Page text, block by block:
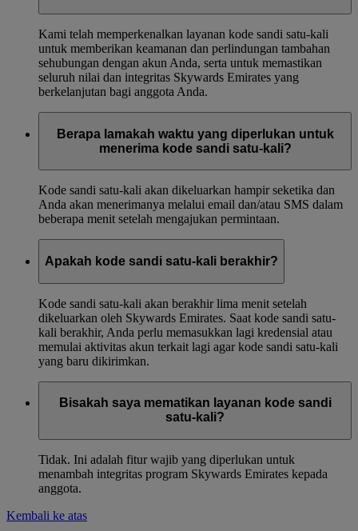
Kami telah memperkenalkan layanan kode sandi satu-kali
untuk memberikan keamanan dan perlindungan tambahan
sehubungan dengan akun Anda, serta untuk memastikan
seluruh nilai dan integritas Skywards Emirates yang
berkelanjutan bagi anggota Anda.
Berapa lamakah waktu yang diperlukan untuk
menerima kode sandi satu-kali?
Kode sandi satu-kali akan dikeluarkan hampir seketika dan
Anda akan menerimanya melalui email dan/atau SMS dalam
beberapa menit setelah mengajukan permintaan.
Apakah kode sandi satu-kali berakhir?
Kode sandi satu-kali akan berakhir lima menit setelah
dikeluarkan oleh Skywards Emirates. Saat kode sandi satu-
kali berakhir, Anda perlu memasukkan lagi kredensial atau
memulai aktivitas akun terkait lagi agar kode sandi satu-kali
yang baru dikirimkan.
Bisakah saya mematikan layanan kode sandi
satu-kali?
Tidak. Ini adalah fitur wajib yang diperlukan untuk
menambah integritas program Skywards Emirates kepada
anggota.
Kembali ke atas